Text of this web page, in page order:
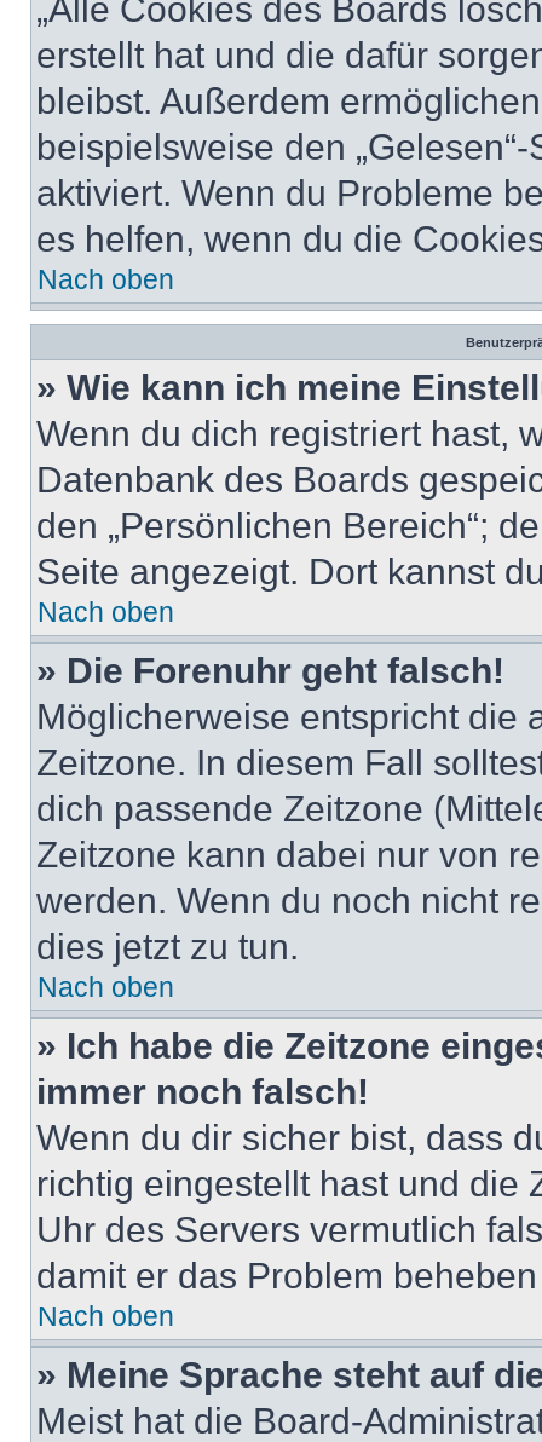
„Alle Cookies des Boards
erstellt hat und die dafür
bleibst. Außerdem
beispielsweise den
aktiviert. Wenn du Probleme
es helfen, wenn du die
Nach oben
» Wie kann ich meine
Wenn du dich registriert hast,
Datenbank des Boards
den „Persönlichen Bereich“;
Seite angezeigt. Dort kannst
Nach oben
» Die Forenuhr geht falsch!
Möglicherweise entspricht die
Zeitzone. In diesem Fall
dich passende Zeitzone
Zeitzone kann dabei nur von
werden. Wenn du noch nicht
dies jetzt zu tun.
Nach oben
» Ich habe die Zeitzone
immer noch falsch!
Wenn du dir sicher bist, dass
richtig eingestellt hast und die
Uhr des Servers vermutlich
damit er das Problem
Nach oben
» Meine Sprache steht auf
Meist hat die Board-